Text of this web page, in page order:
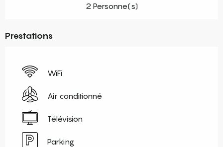
2 Personne(s)
Prestations
WiFi
Air conditionné
Télévision
Parking